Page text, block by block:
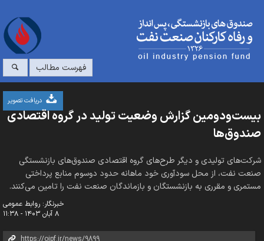
فهرست مطالب
دریافت تصویر
بیست‌ودومین گزارش وضعیت تولید در گروه اقتصادی
صندوق‌ها
شرکت‌های تولیدی و دیگر طرح‌های گروه اقتصادی صندوق‌های بازنشستگی
صنعت نفت، از محل سودآوری خود ماهانه حدود دوسوم منابع پرداختی
مستمری و مقرری به بازنشستگان و بازماندگان صنعت نفت را تامین می‌کنند.
خبرنگار: روابط عمومی
۸ آبان ۱۴۰۳ - ۱۱:۳۸